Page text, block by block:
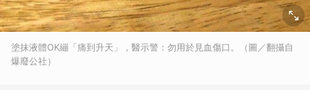
塗抹液體OK繃「痛到升天」，醫示警：勿用於見血傷口。（圖／翻攝自
爆廢公社）